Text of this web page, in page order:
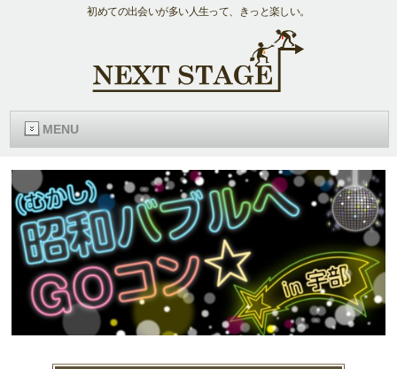
初めての出会いが多い人生って、きっと楽しい。
MENU